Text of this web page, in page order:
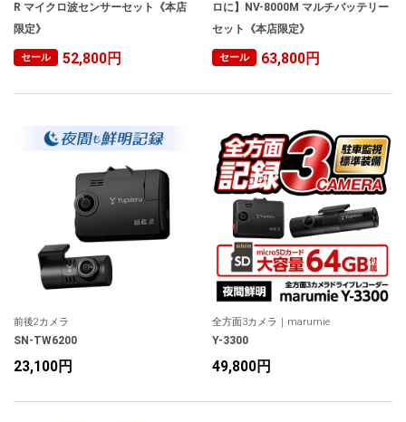
R マイクロ波センサーセット《本店
限定》
セール 52,800円
ロに】NV-8000M マルチバッテリー
セット《本店限定》
セール 63,800円
前後2カメラ
SN-TW6200
23,100円
全方面3カメラ｜marumie
Y-3300
49,800円